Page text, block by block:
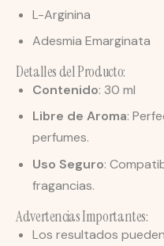
L-Arginina
Adesmia Emarginata
Detalles del Producto:
Contenido: 30 ml
Libre de Aroma:
perfumes.
Uso Seguro:
fragancias.
Advertencias Importantes:
Los resultados